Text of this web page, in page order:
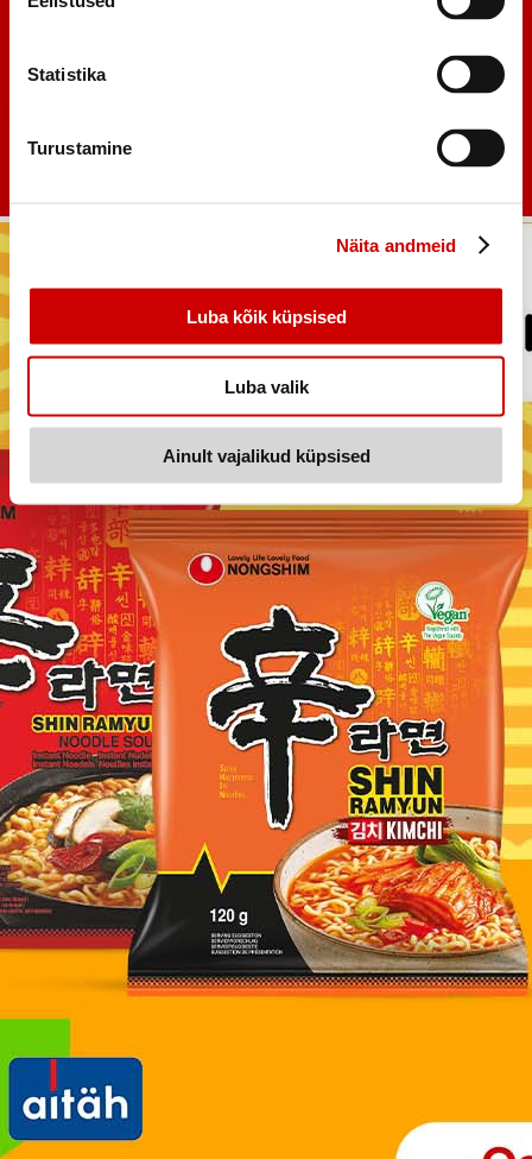
Statistika
Turustamine
Näita andmeid
Luba kõik küpsised
Luba valik
Ainult vajalikud küpsised